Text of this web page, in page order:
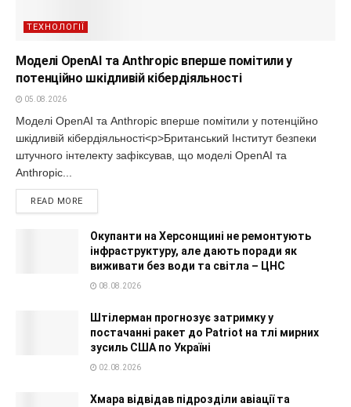
ТЕХНОЛОГІЇ
Моделі OpenAI та Anthropic вперше помітили у
потенційно шкідливій кібердіяльності
05.08.2026
Моделі OpenAI та Anthropic вперше помітили у потенційно
шкідливій кібердіяльності<p>Британський Інститут безпеки
штучного інтелекту зафіксував, що моделі OpenAI та
Anthropic...
READ MORE
Окупанти на Херсонщині не ремонтують
інфраструктуру, але дають поради як
виживати без води та світла – ЦНС
08.08.2026
Штілерман прогнозує затримку у
постачанні ракет до Patriot на тлі мирних
зусиль США по Україні
02.08.2026
Хмара відвідав підрозділи авіації та